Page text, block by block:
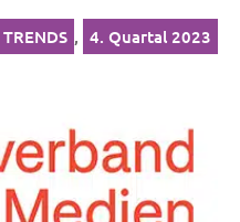
TRENDS , 4. Quartal 2023